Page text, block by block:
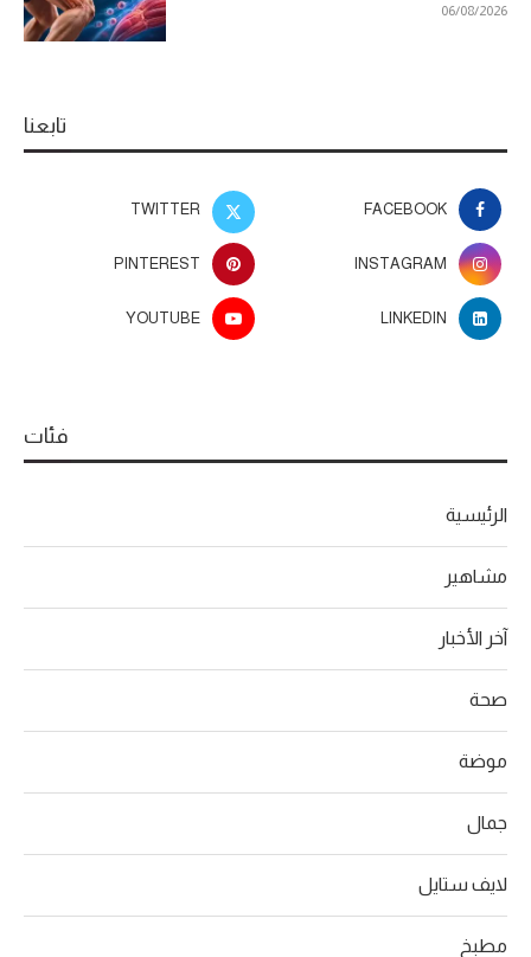
06/08/2026
تابعنا
FACEBOOK
TWITTER
INSTAGRAM
PINTEREST
LINKEDIN
YOUTUBE
فئات
الرئيسية
مشاهير
آخر الأخبار
صحة
موضة
جمال
لايف ستايل
مطبخ